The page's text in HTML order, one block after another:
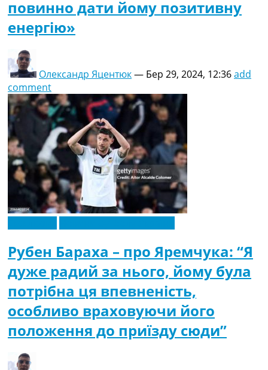
повинно дати йому позитивну
енергію»
Олександр Яцентюк— Бер 29, 2024, 12:36add
comment
Рубен Бараха – про Яремчука: “Я
дуже радий за нього, йому була
потрібна ця впевненість,
особливо враховуючи його
положення до приїзду сюди”